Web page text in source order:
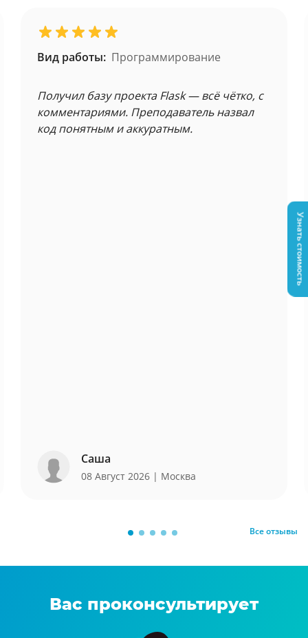
Вид работы: Программирование
Получил базу проекта Flask — всё чётко, с
комментариями. Преподаватель назвал
код понятным и аккуратным.
Саша
08 Август 2026 | Москва
Все отзывы
Вас проконсультирует
Узнать стоимость